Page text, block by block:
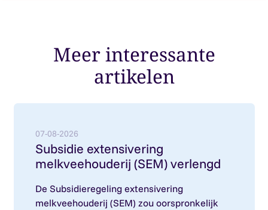
Meer interessante
artikelen
Lees meer over: Subsidie extensivering
07-08-2026
Subsidie extensivering
melkveehouderij (SEM) verlengd
De Subsidieregeling extensivering
melkveehouderij (SEM) zou oorspronkelijk